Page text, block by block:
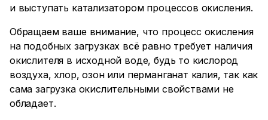
и выступать катализатором процессов окисления.
Обращаем ваше внимание, что процесс окисления
на подобных загрузках всё равно требует наличия
окислителя в исходной воде, будь то кислород
воздуха, хлор, озон или перманганат калия, так как
сама загрузка окислительными свойствами не
обладает.